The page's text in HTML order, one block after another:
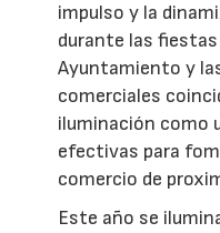
impulso y la
durante las fiestas
Ayuntamiento y
comerciales
iluminación como
efectivas para
comercio de
Este año se